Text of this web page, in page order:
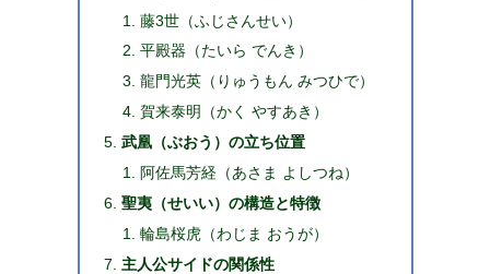
藤3世（ふじさんせい）
平殿器（たいら でんき）
龍門光英（りゅうもん みつひで）
賀来泰明（かく やすあき）
武凰（ぶおう）の立ち位置
阿佐馬芳経（あさま よしつね）
聖夷（せいい）の構造と特徴
輪島桜虎（わじま おうが）
主人公サイドの関係性